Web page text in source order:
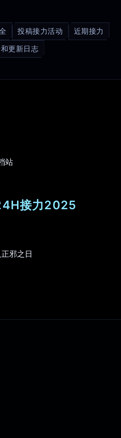
投稿接力活动
近期接力
更新日志
站
接力2025
邪之日